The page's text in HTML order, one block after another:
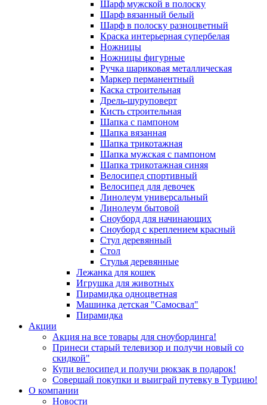
Шарф мужской в полоску
Шарф вязанный белый
Шарф в полоску разноцветный
Краска интерьерная супербелая
Ножницы
Ножницы фигурные
Ручка шариковая металлическая
Маркер перманентный
Каска строительная
Дрель-шуруповерт
Кисть строительная
Шапка с пампоном
Шапка вязанная
Шапка трикотажная
Шапка мужская с пампоном
Шапка трикотажная синяя
Велосипед спортивный
Велосипед для девочек
Линолеум универсальный
Линолеум бытовой
Сноуборд для начинающих
Сноуборд с креплением красный
Стул деревянный
Стол
Стулья деревянные
Лежанка для кошек
Игрушка для животных
Пирамидка одноцветная
Машинка детская "Самосвал"
Пирамидка
Акции
Акция на все товары для сноубординга!
Принеси старый телевизор и получи новый со
скидкой"
Купи велосипед и получи рюкзак в подарок!
Совершай покупки и выиграй путевку в Турцию!
О компании
Новости